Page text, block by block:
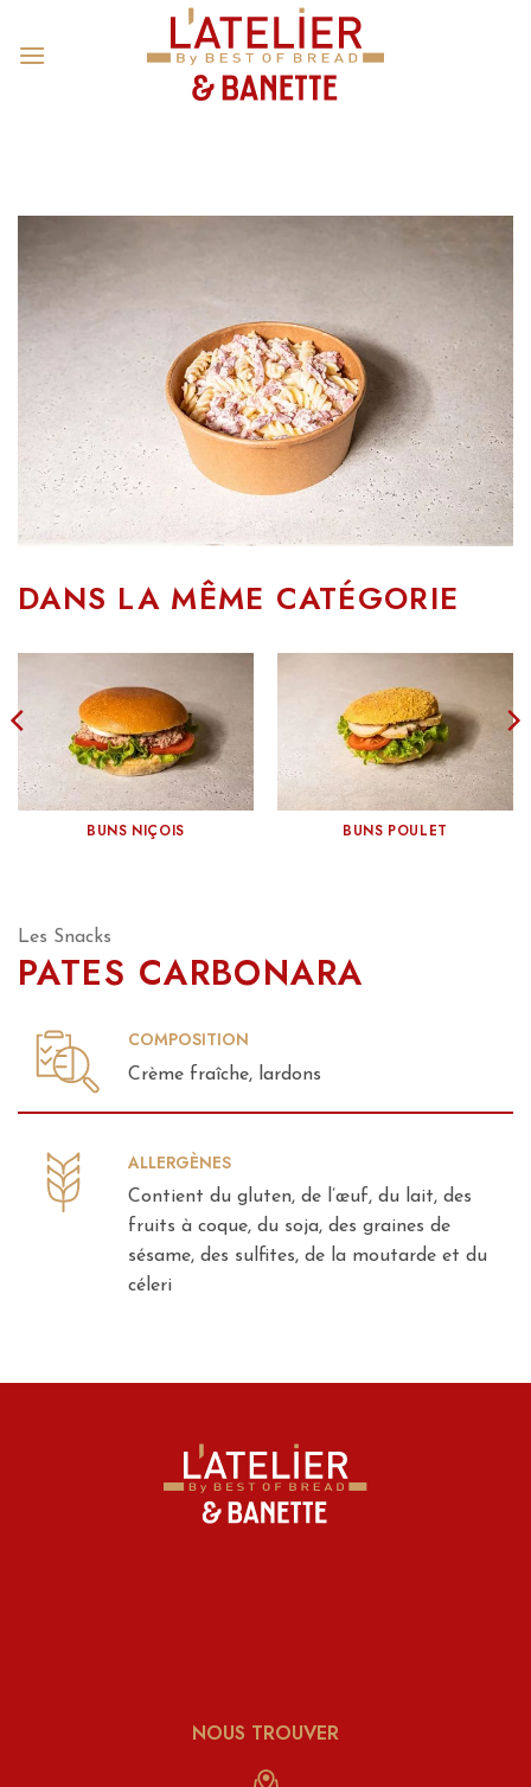
au
DANS LA MÊME CATÉGORIE
BUNS NIÇOIS BUNS POULET
Les Snacks
PATES CARBONARA
COMPOSITION
Crème fraîche, lardons
ALLERGÈNES
Contient du gluten, de l’œuf, du lait, des
fruits à coque, du soja, des graines de
sésame, des sulfites, de la moutarde et du
céleri
NOUS TROUVER